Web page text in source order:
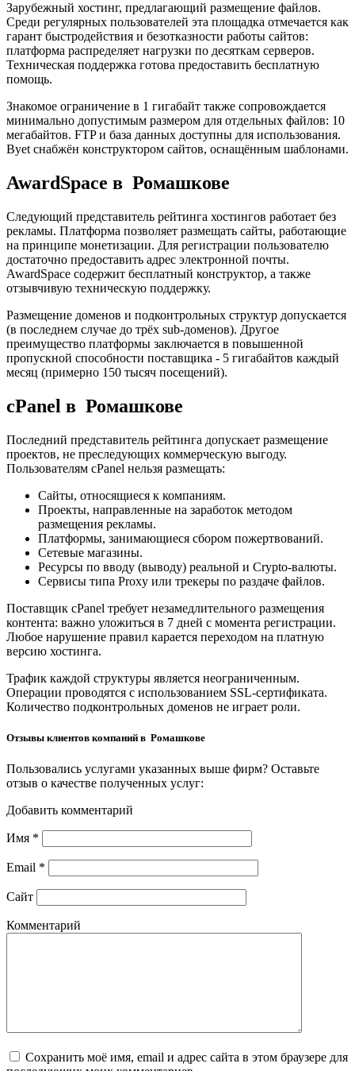
Зарубежный хостинг, предлагающий размещение файлов.
Среди регулярных пользователей эта площадка отмечается как
гарант быстродействия и безотказности работы сайтов:
платформа распределяет нагрузки по десяткам серверов.
Техническая поддержка готова предоставить бесплатную
помощь.
Знакомое ограничение в 1 гигабайт также сопровождается
минимально допустимым размером для отдельных файлов: 10
мегабайтов. FTP и база данных доступны для использования.
Byet снабжён конструктором сайтов, оснащённым шаблонами.
AwardSpace в Ромашкове
Следующий представитель рейтинга хостингов работает без
рекламы. Платформа позволяет размещать сайты, работающие
на принципе монетизации. Для регистрации пользователю
достаточно предоставить адрес электронной почты.
AwardSpace содержит бесплатный конструктор, а также
отзывчивую техническую поддержку.
Размещение доменов и подконтрольных структур допускается
(в последнем случае до трёх sub-доменов). Другое
преимущество платформы заключается в повышенной
пропускной способности поставщика - 5 гигабайтов каждый
месяц (примерно 150 тысяч посещений).
cPanel в Ромашкове
Последний представитель рейтинга допускает размещение
проектов, не преследующих коммерческую выгоду.
Пользователям cPanel нельзя размещать:
Сайты, относящиеся к компаниям.
Проекты, направленные на заработок методом
размещения рекламы.
Платформы, занимающиеся сбором пожертвований.
Сетевые магазины.
Ресурсы по вводу (выводу) реальной и Crypto-валюты.
Сервисы типа Proxy или трекеры по раздаче файлов.
Поставщик cPanel требует незамедлительного размещения
контента: важно уложиться в 7 дней с момента регистрации.
Любое нарушение правил карается переходом на платную
версию хостинга.
Трафик каждой структуры является неограниченным.
Операции проводятся с использованием SSL-сертификата.
Количество подконтрольных доменов не играет роли.
Отзывы клиентов компаний в Ромашкове
Пользовались услугами указанных выше фирм? Оставьте
отзыв о качестве полученных услуг:
Добавить комментарий
Имя *
Email *
Сайт
Комментарий
Сохранить моё имя, email и адрес сайта в этом браузере для